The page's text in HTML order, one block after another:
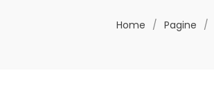
Home / Pagine /